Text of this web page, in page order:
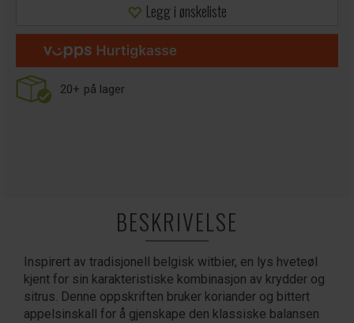
Legg i ønskeliste
20+ på lager
BESKRIVELSE
Inspirert av tradisjonell belgisk witbier, en lys hveteøl
kjent for sin karakteristiske kombinasjon av krydder og
sitrus. Denne oppskriften bruker koriander og bittert
appelsinskall for å gjenskape den klassiske balansen